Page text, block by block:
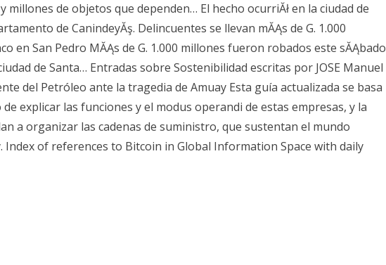
millones de objetos que dependen… El hecho ocurriĂł en la ciudad de
de CanindeyĂş. Delincuentes se llevan mĂĄs de G. 1.000
en San Pedro MĂĄs de G. 1.000 millones fueron robados este sĂĄbado
de Santa… Entradas sobre Sostenibilidad escritas por JOSE Manuel
del Petróleo ante la tragedia de Amuay Esta guía actualizada se basa
explicar las funciones y el modus operandi de estas empresas, y la
a organizar las cadenas de suministro, que sustentan el mundo
Index of references to Bitcoin in Global Information Space with daily